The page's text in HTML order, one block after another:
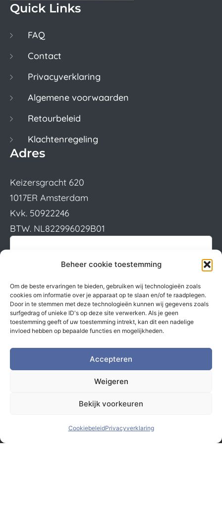
Beheer cookie toestemming
Om de beste ervaringen te bieden, gebruiken wij technologieën zoals
cookies om informatie over je apparaat op te slaan en/of te raadplegen.
Door in te stemmen met deze technologieën kunnen wij gegevens zoals
surfgedrag of unieke ID's op deze site verwerken. Als je geen
toestemming geeft of uw toestemming intrekt, kan dit een nadelige
invloed hebben op bepaalde functies en mogelijkheden.
Accepteren
Weigeren
Bekijk voorkeuren
CookiebeleidPrivacyverklaring
Quick Links
FAQ
Contact
Privacyverklaring
Algemene voorwaarden
Retourbeleid
Klachtenregeling
Adres
Keizersgracht 620
1017ER Amsterdam
Kvk. 50922246
BTW. NL822996029B01
© Monsterbox